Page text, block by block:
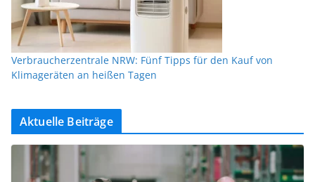
Verbraucherzentrale NRW: Fünf Tipps für den Kauf von
Klimageräten an heißen Tagen
Aktuelle Beiträge